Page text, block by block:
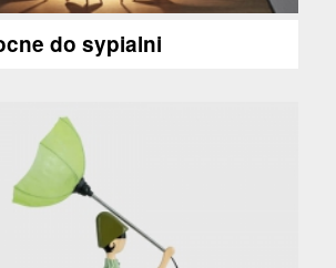
do sypialni